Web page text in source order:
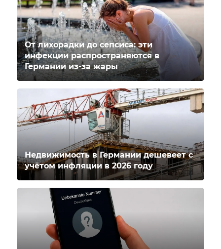
От лихорадки до сепсиса: эти
инфекции распространяются в
Германии из-за жары
Недвижимость в Германии дешевеет с
учётом инфляции в 2026 году